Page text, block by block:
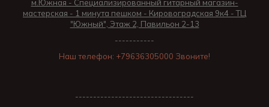
м.Южная - Специализированный гитарный магазин-
мастерская - 1 минута пешком - Кировоградская 9к4 - ТЦ
"Южный", Этаж 2, Павильон 2-13
-----------
Наш телефон: +79636305000 Звоните!
---------------------------------